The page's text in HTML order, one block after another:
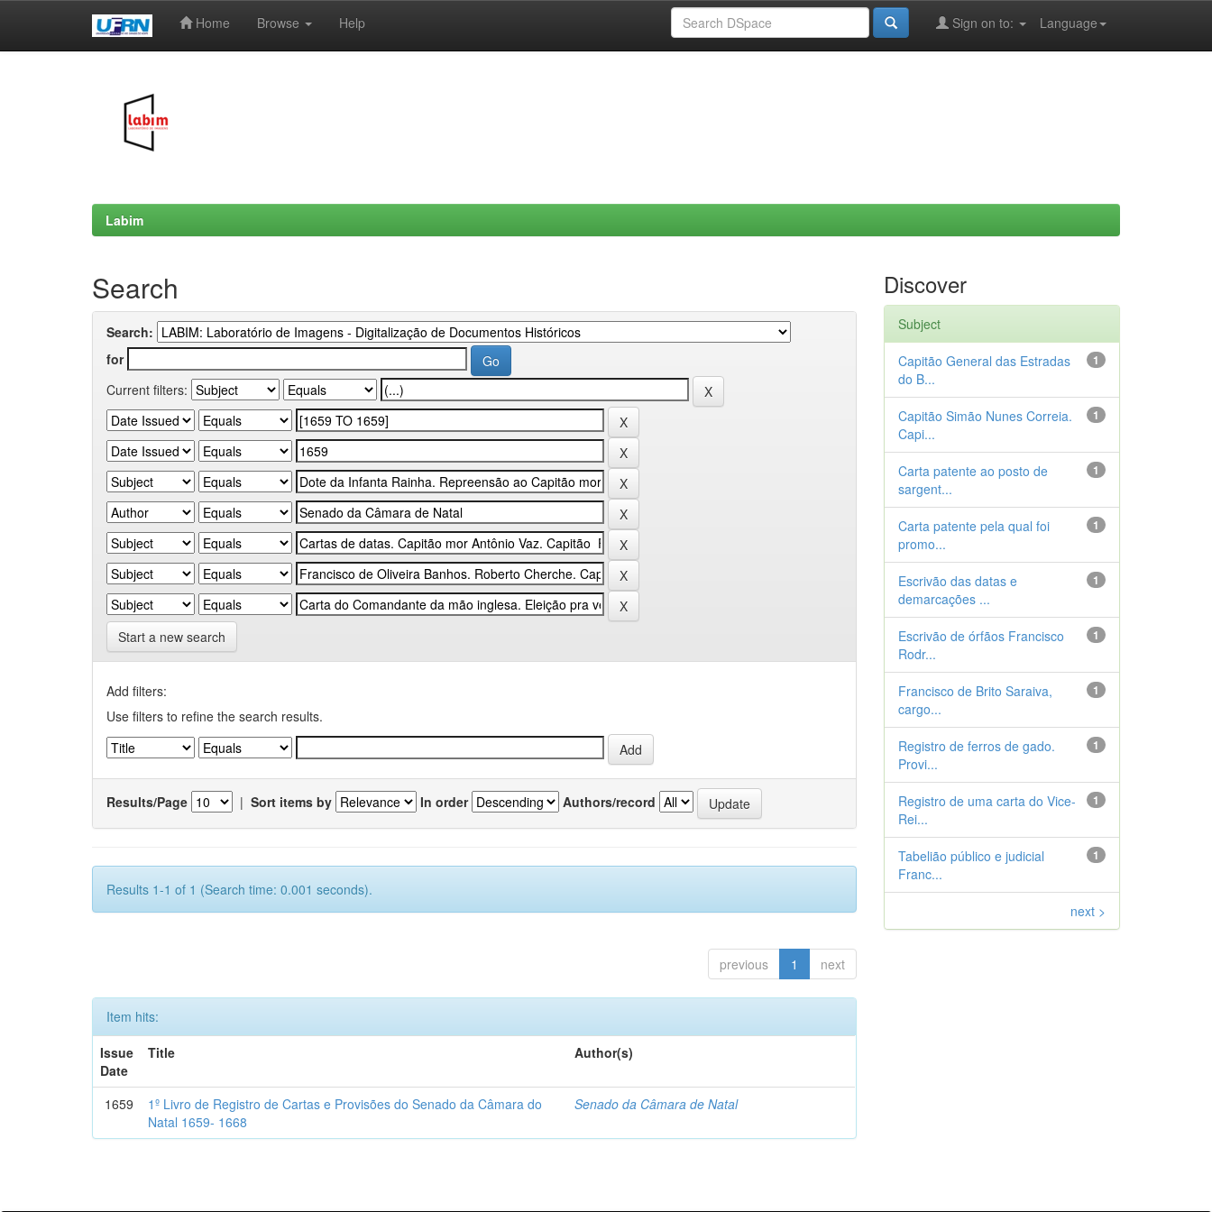
Home Browse Help Language
Sign on to:
Labim
Search
Search:
for
Current filters:
Start a new search
Add filters:
Use filters to refine the search results.
Results/Page | Sort items by In order Authors/record
Results 1-1 of 1 (Search time: 0.001 seconds).
previous 1 next
Item hits:
Issue
Date
Title Author(s)
1659
1º Livro de Registro de Cartas e Provisões do Senado da Câmara do
Natal 1659- 1668
Senado da Câmara de Natal
Discover
Subject
1
Capitão General das Estradas
do B...
1
Capitão Simão Nunes Correia.
Capi...
1
Carta patente ao posto de
sargent...
1
Carta patente pela qual foi
promo...
1
Escrivão das datas e
demarcações ...
1
Escrivão de órfãos Francisco
Rodr...
1
Francisco de Brito Saraiva,
cargo...
1
Registro de ferros de gado.
Provi...
1
Registro de uma carta do Vice-
Rei...
1
Tabelião público e judicial
Franc...
next >